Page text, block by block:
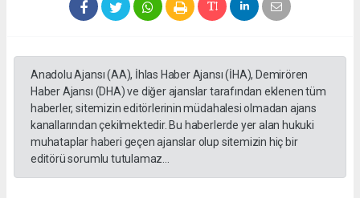
Anadolu Ajansı (AA), İhlas Haber Ajansı (İHA), Demirören
Haber Ajansı (DHA) ve diğer ajanslar tarafından eklenen tüm
haberler, sitemizin editörlerinin müdahalesi olmadan ajans
kanallarından çekilmektedir. Bu haberlerde yer alan hukuki
muhataplar haberi geçen ajanslar olup sitemizin hiç bir
editörü sorumlu tutulamaz...